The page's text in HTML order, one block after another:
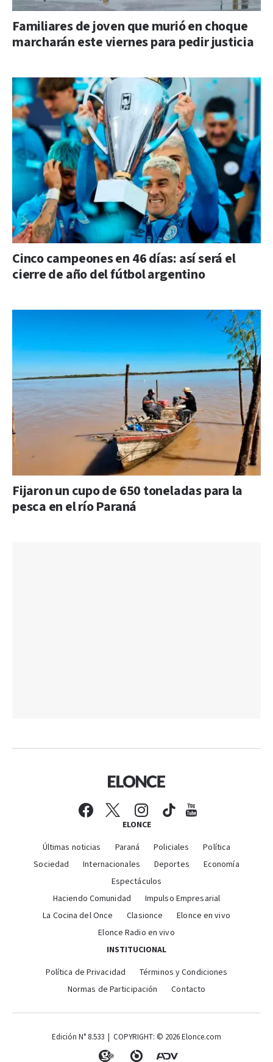
Familiares de joven que murió en choque
marcharán este viernes para pedir justicia
Cinco campeones en 46 días: así será el
cierre de año del fútbol argentino
Fijaron un cupo de 650 toneladas para la
pesca en el río Paraná
ELONCE
Últimas noticias Paraná Policiales
Política
Sociedad
Internacionales Deportes
Economía
Espectáculos
Haciendo Comunidad
Impulso Empresarial
La Cocina del Once
Clasionce
Elonce en vivo
Elonce Radio en vivo
INSTITUCIONAL
Política de Privacidad
Términos y Condiciones
Normas de Participación
Contacto
Edición N° 8.533 | COPYRIGHT: © 2026 Elonce.com